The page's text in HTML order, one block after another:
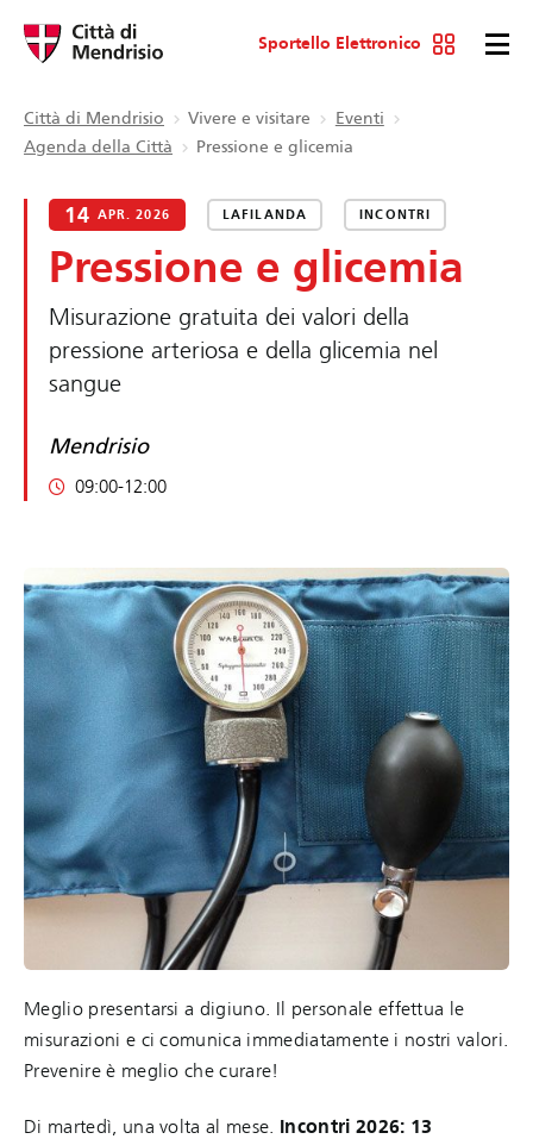
Sportello Elettronico
Città di Mendrisio Vivere e visitare
Eventi
Agenda della Città
Pressione e glicemia
14 APR. 2026 LAFILANDA INCONTRI
Pressione e glicemia
Misurazione gratuita dei valori della
pressione arteriosa e della glicemia nel
sangue
Mendrisio
09:00-12:00
Meglio presentarsi a digiuno. Il personale effettua le
misurazioni e ci comunica immediatamente i nostri valori.
Prevenire è meglio che curare!
Di martedì, una volta al mese. Incontri 2026: 13